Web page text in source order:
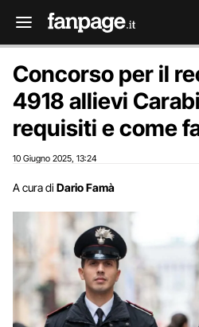
Concorso per il
4918 allievi
requisiti e come
10 Giugno 2025 13:24
A cura di Dario Famà